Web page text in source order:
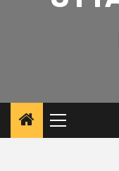
Primary
Menu